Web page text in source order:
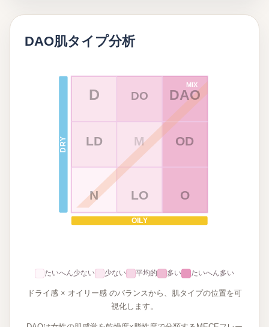
DAO肌タイプ分析
DRY
OILY
MIX
D DO DAO
LD M OD
N LO O
たいへん少ない 少ない 平均的 多い たいへん多い
ドライ感 × オイリー感 のバランスから、肌タイプの位置を可
視化します。